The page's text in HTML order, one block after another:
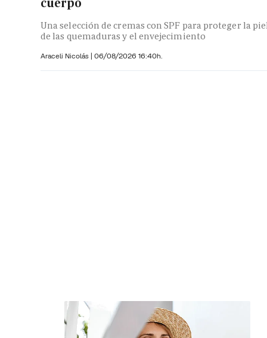
Una selección de cremas con SPF para proteger la
de las quemaduras y el envejecimiento
Araceli Nicolás | 06/08/2026 16:40h.